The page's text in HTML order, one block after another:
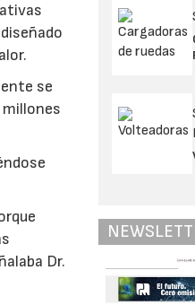
se
Dr.